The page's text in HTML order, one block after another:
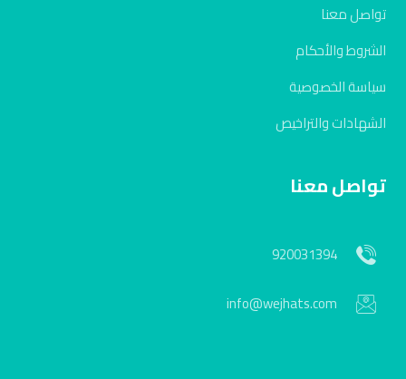
تواصل معنا
الشروط والأحكام
سياسة الخصوصية
الشهادات والتراخيص
تواصل معنا
920031394
info@wejhats.com